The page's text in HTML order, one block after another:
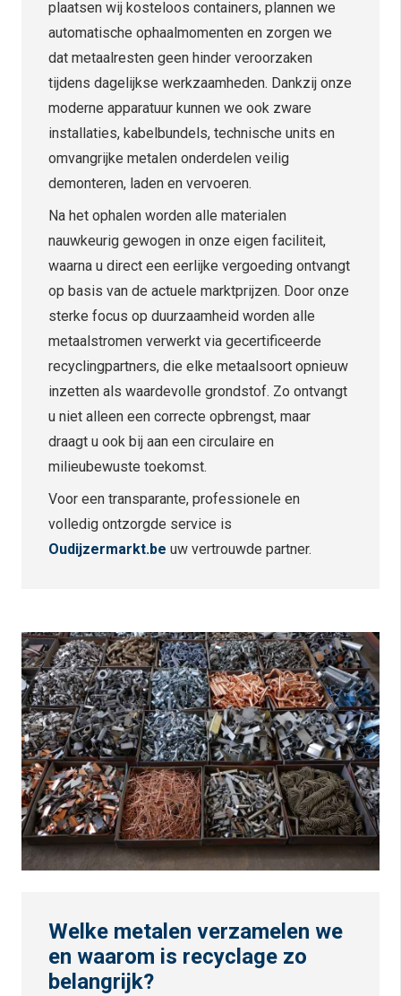
plaatsen wij kosteloos containers, plannen we
automatische ophaalmomenten en zorgen we
dat metaalresten geen hinder veroorzaken
tijdens dagelijkse werkzaamheden. Dankzij onze
moderne apparatuur kunnen we ook zware
installaties, kabelbundels, technische units en
omvangrijke metalen onderdelen veilig
demonteren, laden en vervoeren.
Na het ophalen worden alle materialen
nauwkeurig gewogen in onze eigen faciliteit,
waarna u direct een eerlijke vergoeding ontvangt
op basis van de actuele marktprijzen. Door onze
sterke focus op duurzaamheid worden alle
metaalstromen verwerkt via gecertificeerde
recyclingpartners, die elke metaalsoort opnieuw
inzetten als waardevolle grondstof. Zo ontvangt
u niet alleen een correcte opbrengst, maar
draagt u ook bij aan een circulaire en
milieubewuste toekomst.
Voor een transparante, professionele en
volledig ontzorgde service is
Oudijzermarkt.be uw vertrouwde partner.
Welke metalen verzamelen we
en waarom is recyclage zo
belangrijk?